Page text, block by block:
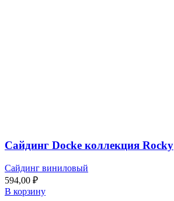
Сайдинг Docke коллекция Rocky
Сайдинг виниловый
594,00 ₽
В корзину